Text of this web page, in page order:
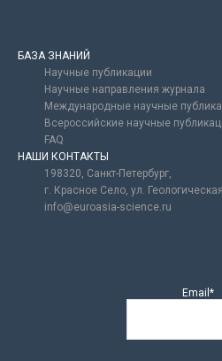
БАЗА ЗНАНИЙ
Научные публикации
Научные направления журнала
Международные научные
Всероссийские научные
FAQ
НАШИ КОНТАКТЫ
198320, Санкт-Петербург,
г. Красное Село, ул.
info@euroasia-science.ru
Email*